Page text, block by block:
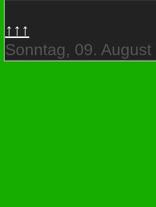
↑↑↑
Sonntag, 09. August